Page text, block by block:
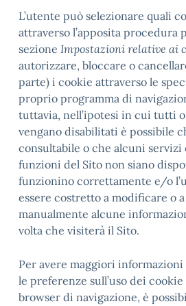
L’utente può selezionare quali
attraverso l’apposita procedura
sezione Impostazioni relative ai
autorizzare, bloccare o
parte) i cookie attraverso le
proprio programma di
tuttavia, nell’ipotesi in cui tutti
vengano disabilitati è possibile
consultabile o che alcuni servizi
funzioni del Sito non siano
funzionino correttamente e/o
essere costretto a modificare o
manualmente alcune
volta che visiterà il Sito.
Per avere maggiori
le preferenze sull’uso dei
browser di navigazione, è